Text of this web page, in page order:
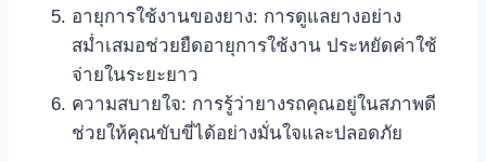
อายุการใช้งานของยาง: การดูแลยางอย่าง
สม่ำเสมอช่วยยืดอายุการใช้งาน ประหยัดค่าใช้
จ่ายในระยะยาว
ความสบายใจ: การรู้ว่ายางรถคุณอยู่ในสภาพดี
ช่วยให้คุณขับขี่ได้อย่างมั่นใจและปลอดภัย